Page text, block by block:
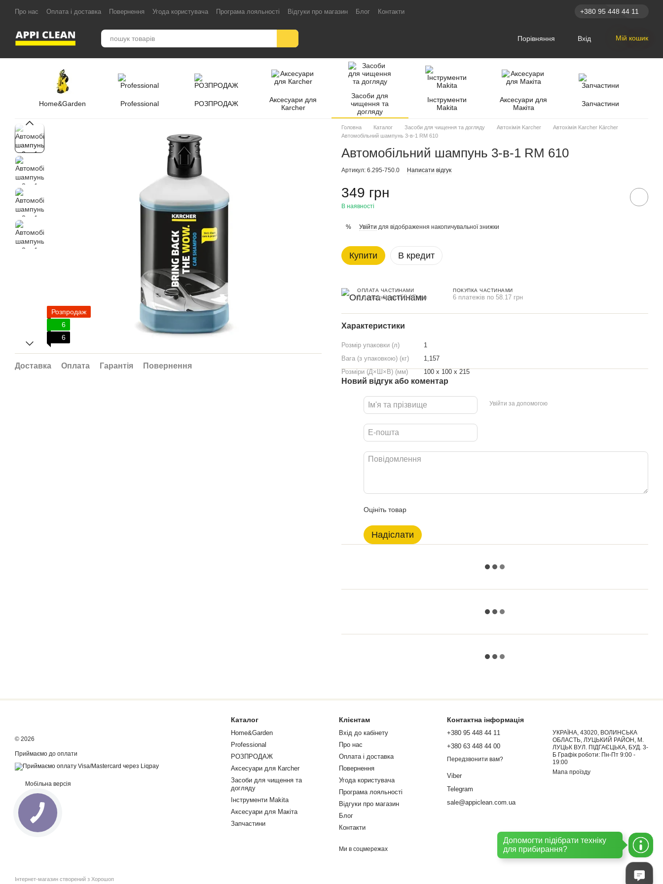
Перейти до основного контенту
Про нас Оплата і доставка Повернення Угода користувача Програма лояльності Відгуки про магазин Блог Контакти +380 95 448 44 11
Порівняння Вхід Мій кошик
Home&Garden Professional РОЗПРОДАЖ
Аксесуари для
Кarcher
Засоби для
чищення та
догляду
Інструменти
Makita
Аксесуари для
Макіта
Запчастини
Розпродаж
6
6
Доставка Оплата Гарантія Повернення
Головна Каталог Засоби для чищення та догляду Автохімія Karcher
Автохімія Karcher Kärcher
Автомобільний шампунь 3-в-1 RM 610
Автомобільний шампунь 3-в-1 RM 610
Артикул: 6.295-750.0 Написати відгук
349 грн
В наявності
% Увійти для відображення накопичувальної знижки
Купити В кредит
ОПЛАТА ЧАСТИНАМИ
6 платежів по 58.17 грн
ПОКУПКА ЧАСТИНАМИ
6 платежів по 58.17 грн
Характеристики
Розмір упаковки (л)
1
Вага (з упаковкою) (кг)
1,157
Розміри (Д×Ш×В) (мм)
100 x 100 x 215
Новий відгук або коментар
Увійти за допомогою
Оцініть товар
Надіслати
© 2026
Приймаємо до оплати
Мобільна версія
Інтернет-магазин створений з Хорошоп
Каталог
Home&Garden
Professional
РОЗПРОДАЖ
Аксесуари для Кarcher
Засоби для чищення та
догляду
Інструменти Makita
Аксесуари для Макіта
Запчастини
Клієнтам
Вхід до кабінету
Про нас
Оплата і доставка
Повернення
Угода користувача
Програма лояльності
Відгуки про магазин
Блог
Контакти
Ми в соцмережах
Контактна інформація
+380 95 448 44 11
+380 63 448 44 00
Передзвонити вам?
Viber
Telegram
sale@appiclean.com.ua
УКРАЇНА, 43020, ВОЛИНСЬКА
ОБЛАСТЬ, ЛУЦЬКИЙ РАЙОН, М.
ЛУЦЬК ВУЛ. ПІДГАЄЦЬКА, БУД. 3-
Б Графік роботи: Пн-Пт 9:00 -
19:00
Мапа проїзду
Допомогти підібрати техніку
для прибирання?